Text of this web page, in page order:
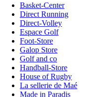
Basket-Center
Direct Running
Direct-Volley
Espace Golf
Foot-Store
Galop Store
Golf and co
Handball-Store
House of Rugby
La sellerie de Maé
Made in Paradis